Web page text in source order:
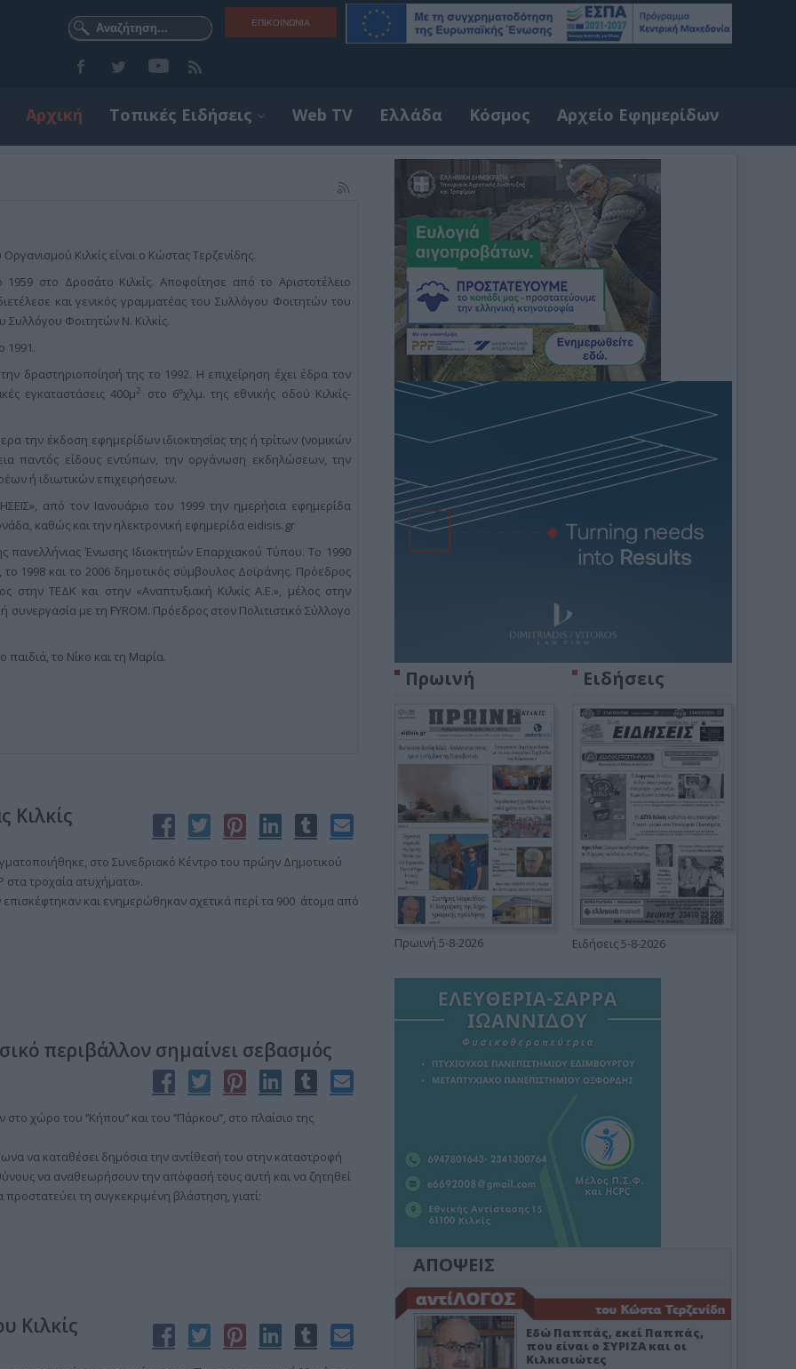
ΕΠΙΚΟΙΝΩΝΊΑ
Αρχική Τοπικές Ειδήσεις Web TV Ελλάδα Κόσμος Αρχείο Εφημερίδων
Κιλκίς είναι ο Κώστας Τερζενίδης.
στο Δροσάτο Κιλκίς. Αποφοίτησε από το Αριστοτέλειο
και γενικός γραμματέας του Συλλόγου Φοιτητών του
Συλλόγου Φοιτητών Ν. Κιλκίς.
1991.
δραστηριοποίησή της το 1992. Η επιχείρηση έχει έδρα τον
εγκαταστάσεις 400μ2 στο 6οχλμ. της εθνικής οδού Κιλκίς-
την έκδοση εφημερίδων ιδιοκτησίας της ή τρίτων (νομικών
παντός είδους εντύπων, την οργάνωση εκδηλώσεων, την
ή ιδιωτικών επιχειρήσεων.
από τον Ιανουάριο του 1999 την ημερήσια εφημερίδα
καθώς και την ηλεκτρονική εφημερίδα eidisis.gr
πανελλήνιας Ένωσης Ιδιοκτητών Επαρχιακού Τύπου. Το 1990
1998 και το 2006 δημοτικός σύμβουλος Δοϊράνης. Πρόεδρος
στην ΤΕΔΚ και στην «Αναπτυξιακή Κιλκίς Α.Ε.», μέλος στην
συνεργασία με τη FYROM. Πρόεδρος στον Πολιτιστικό Σύλλογο
παιδιά, το Νίκο και τη Μαρία.
Κιλκίς
στο Συνεδριακό Κέντρο του πρώην Δημοτικού
τροχαία ατυχήματα».
και ενημερώθηκαν σχετικά περί τα 900 άτομα από
περιβάλλον σημαίνει σεβασμός
χώρο του ‘’Κήπου’’ και του ‘’Πάρκου’’, στο πλαίσιο της
να καταθέσει δημόσια την αντίθεσή του στην καταστροφή
να αναθεωρήσουν την απόφασή τους αυτή και να ζητηθεί
τη συγκεκριμένη βλάστηση, γιατί:
Κιλκίς
Πρωινή
Πρωινή 5-8-2026
Ειδήσεις
Ειδήσεις 5-8-2026
ΑΠΟΨΕΙΣ
Εδώ Παππάς, εκεί Παππάς,
που είναι ο ΣΥΡΙΖΑ και οι
Κιλκισιώτες